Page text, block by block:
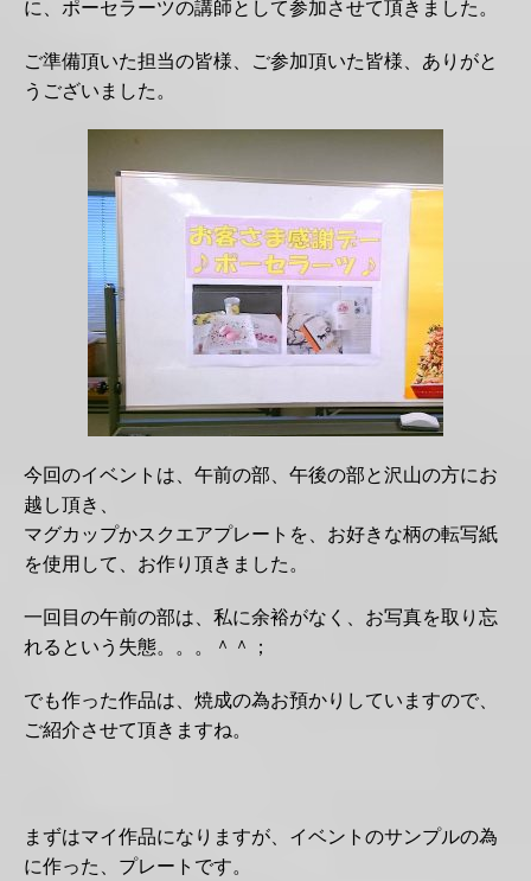
に、ポーセラーツの講師として参加させて頂きました。
ご準備頂いた担当の皆様、ご参加頂いた皆様、ありがと
うございました。
今回のイベントは、午前の部、午後の部と沢山の方にお
越し頂き、
マグカップかスクエアプレートを、お好きな柄の転写紙
を使用して、お作り頂きました。
一回目の午前の部は、私に余裕がなく、お写真を取り忘
れるという失態。。。＾＾；
でも作った作品は、焼成の為お預かりしていますので、
ご紹介させて頂きますね。
まずはマイ作品になりますが、イベントのサンプルの為
に作った、プレートです。